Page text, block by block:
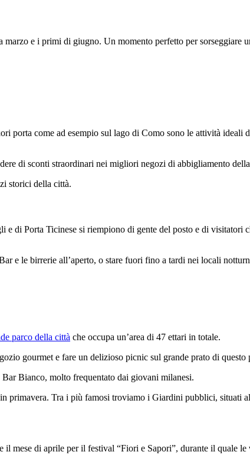
e i primi di giugno. Un momento perfetto per sorseggiare
porta come ad esempio sul lago di Como sono le attività ideali
di sconti straordinari nei migliori negozi di abbigliamento
storici della città.
di Porta Ticinese si riempiono di gente del posto e di visitatori
e le birrerie all’aperto, o stare fuori fino a tardi nei locali
parco della città che occupa un’area di 47 ettari in totale.
gourmet e fare un delizioso picnic sul grande prato di questo
Bianco, molto frequentato dai giovani milanesi.
primavera. Tra i più famosi troviamo i Giardini pubblici, situati
mese di aprile per il festival “Fiori e Sapori”, durante il quale